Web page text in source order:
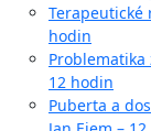
Terapeutické
hodin
Problematika
12 hodin
Puberta a